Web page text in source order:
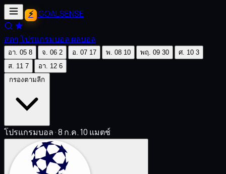
GOALSENSE
สดๆโปรแกรมบอล ผลบอล
อา. 05 8 จ. 06 2 อ. 07 17 พ. 08 10 พฤ. 09 30 ศ. 10 3
ส. 11 7 อา. 12 6
กรองตามลีก
โปรแกรมบอล · 8 ก.ค.10 แมตช์